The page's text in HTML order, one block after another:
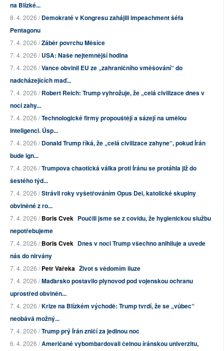
na Blízké...
8. 4. 2026 /Demokraté v Kongresu zahájili impeachment šéfa
Pentagonu
7. 4. 2026 /Záběr povrchu Měsíce
7. 4. 2026 /USA: Naše nejtemnější hodina
7. 4. 2026 /Vance obvinil EU ze „zahraničního vměšování“ do
nadcházejících maď...
7. 4. 2026 /Robert Reich: Trump vyhrožuje, že „celá civilizace dnes v
noci zahy...
7. 4. 2026 /Technologické firmy propouštějí a sázejí na umělou
inteligenci. Úsp...
7. 4. 2026 /Donald Trump říká, že „celá civilizace zahyne“, pokud Írán
bude ign...
7. 4. 2026 /Trumpova chaotická válka proti Íránu se protáhla již do
šestého týd...
7. 4. 2026 /Strávil roky vyšetřováním Opus Dei, katolické skupiny
obviněné z ro...
7. 4. 2026 /Boris Cvek Poučili jsme se z covidu, že hygienickou službu
nepotřebujeme
7. 4. 2026 /Boris Cvek Dnes v noci Trump všechno anihiluje a uvede
nás do nirvány
7. 4. 2026 /Petr Vařeka Život s vědomím iluze
7. 4. 2026 /Maďarsko postavilo plynovod pod vojenskou ochranu
uprostřed obviněn...
7. 4. 2026 /Krize na Blízkém východě: Trump tvrdí, že se „vůbec“
neobává možný...
7. 4. 2026 /Trump prý Írán zničí za jedinou noc
6. 4. 2026 /Američané vybombardovali čelnou íránskou univerzitu,